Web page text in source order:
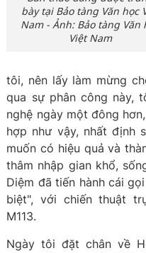
bày tại Bảo tàng Văn học
Nam - Ảnh: Bảo tàng Văn
Việt Nam
tôi, nên lấy làm mừng
qua sự phân công này,
nghệ ngày một đông
hợp như vậy, nhất định
muốn có hiệu quả và
thâm nhập gian khổ,
Diệm đã tiến hành cái
biệt", với chiến thuật
M113.
Ngày tôi đặt chân về